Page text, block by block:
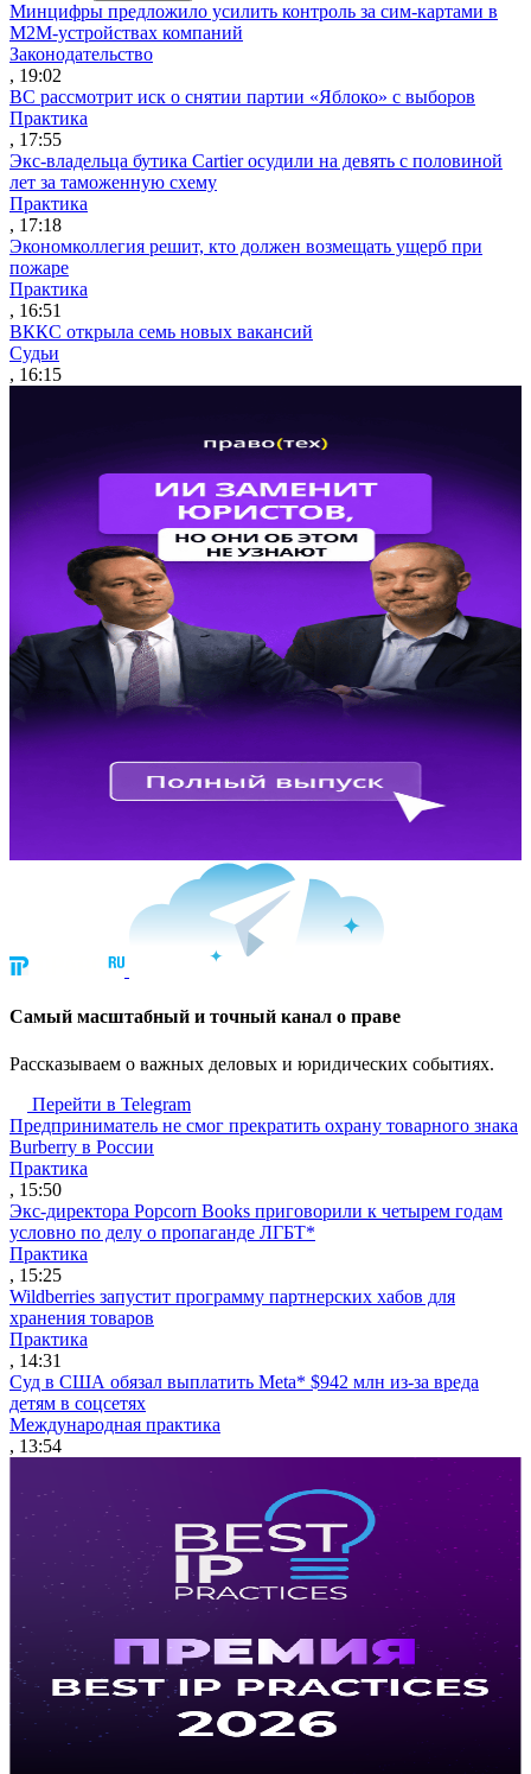
Минцифры предложило усилить контроль за сим-картами в
M2M-устройствах компаний
Законодательство
, 19:02
ВС рассмотрит иск о снятии партии «Яблоко» с выборов
Практика
, 17:55
Экс-владельца бутика Cartier осудили на девять с половиной
лет за таможенную схему
Практика
, 17:18
Экономколлегия решит, кто должен возмещать ущерб при
пожаре
Практика
, 16:51
ВККС открыла семь новых вакансий
Судьи
, 16:15
Cамый масштабный и точный канал о праве
Рассказываем о важных деловых и юридических событиях.
Перейти в Telegram
Предприниматель не смог прекратить охрану товарного знака
Burberry в России
Практика
, 15:50
Экс-директора Popcorn Books приговорили к четырем годам
условно по делу о пропаганде ЛГБТ*
Практика
, 15:25
Wildberries запустит программу партнерских хабов для
хранения товаров
Практика
, 14:31
Суд в США обязал выплатить Meta* $942 млн из-за вреда
детям в соцсетях
Международная практика
, 13:54